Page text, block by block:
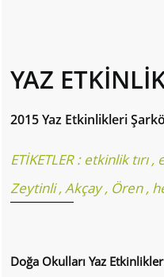
YAZ
2015 Yaz Etkinlikleri
ETİKETLER : etkinlik tırı,
Zeytinli,Akçay, Ören,
Doğa Okulları Yaz